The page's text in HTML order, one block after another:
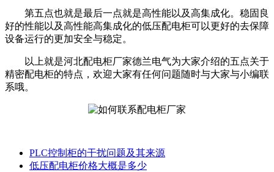
第五点也就是最后一点就是高性能以及高集成化。稳固良
好的性能以及高性能高集成化的低压配电柜可以更好的去保障
设备运行的更加安全与稳定。
以上就是河北配电柜厂家德兰电气为大家介绍的五点关于
精密配电柜的特点，欢迎大家有任何问题随时与大家与小编联
系哦。
PLC控制柜的干扰问题及其来源
低压配电柜价格大概是多少